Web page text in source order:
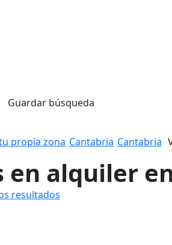
Guardar búsqueda
propia zona Cantabria Cantabria
en alquiler
resultados